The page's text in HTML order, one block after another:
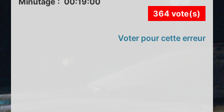
364 vote(s)
Voter pour cette erreur